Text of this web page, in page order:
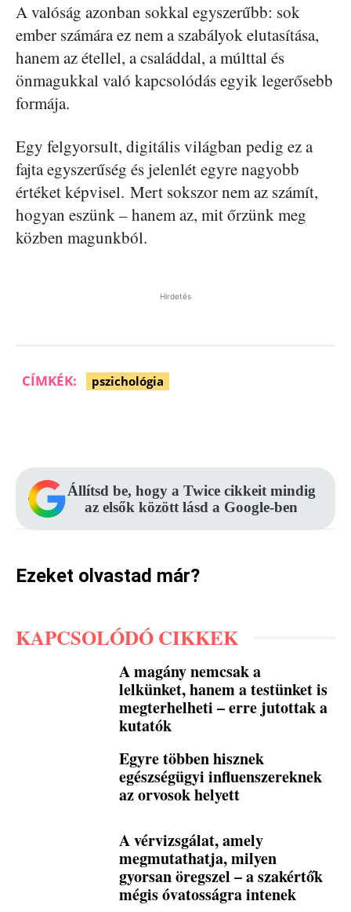
A valóság azonban sokkal egyszerűbb: sok
ember számára ez nem a szabályok elutasítása,
hanem az étellel, a családdal, a múlttal és
önmagukkal való kapcsolódás egyik legerősebb
formája.
Egy felgyorsult, digitális világban pedig ez a
fajta egyszerűség és jelenlét egyre nagyobb
értéket képvisel. Mert sokszor nem az számít,
hogyan eszünk – hanem az, mit őrzünk meg
közben magunkból.
Hirdetés
CÍMKÉK: pszichológia
Állítsd be, hogy a Twice cikkeit mindig
az elsők között lásd a Google-ben
Ezeket olvastad már?
KAPCSOLÓDÓ CIKKEK
A magány nemcsak a
lelkünket, hanem a testünket is
megterhelheti – erre jutottak a
kutatók
Egyre többen hisznek
egészségügyi influenszereknek
az orvosok helyett
A vérvizsgálat, amely
megmutathatja, milyen
gyorsan öregszel – a szakértők
mégis óvatosságra intenek